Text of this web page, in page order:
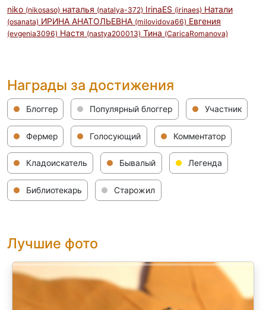
niko (nikosaso) наталья (natalya-372) IrinaES (irinaes) Натали
(osanata) ИРИНА АНАТОЛЬЕВНА (milovidova66) Евгения
(evgenia3096) Настя (nastya200013) Тина (CaricaRomanova)
Награды за достижения
Блоггер Популярный блоггер Участник
Фермер Голосующий Комментатор
Кладоискатель Бывалый Легенда
Библиотекарь Старожил
Лучшие фото